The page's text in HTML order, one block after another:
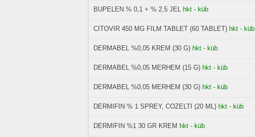
BUPELEN % 0,1 + % 2,5 JEL hkt - küb
CITOVIR 450 MG FILM TABLET (60 TABLET) hkt - küb
DERMABEL %0,05 KREM (30 G) hkt - küb
DERMABEL %0,05 MERHEM (15 G) hkt - küb
DERMABEL %0,05 MERHEM (30 G) hkt - küb
DERMIFIN % 1 SPREY, COZELTI (20 ML) hkt - küb
DERMIFIN %1 30 GR KREM hkt - küb